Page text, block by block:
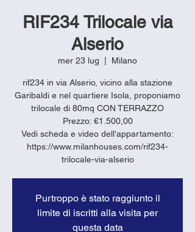
RIF234 Trilocale via
Alserio
mer 23 lug Milano
rif234 in via Alserio, vicino alla stazione
Garibaldi e nel quartiere Isola, proponiamo
trilocale di 80mq CON TERRAZZO
Prezzo: €1.500,00
Vedi scheda e video dell'appartamento:
https://www.milanhouses.com/rif234-
trilocale-via-alserio
Purtroppo è stato raggiunto il
limite di iscritti alla visita per
questa data